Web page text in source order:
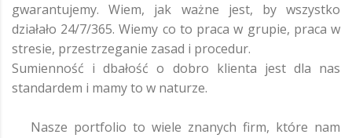
gwarantujemy. Wiem, jak ważne jest, by wszystko
działało 24/7/365. Wiemy co to praca w grupie, praca w
stresie, przestrzeganie zasad i procedur.
Sumienność i dbałość o dobro klienta jest dla nas
standardem i mamy to w naturze.
Nasze portfolio to wiele znanych firm, które nam